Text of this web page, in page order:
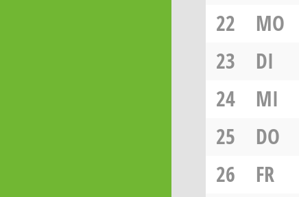
22
MO
23
DI
24
MI
25
DO
26
FR